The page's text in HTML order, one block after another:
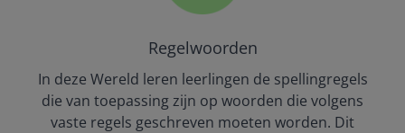
Regelwoorden
In deze Wereld leren leerlingen de spellingregels
die van toepassing zijn op woorden die volgens
vaste regels geschreven moeten worden. Dit